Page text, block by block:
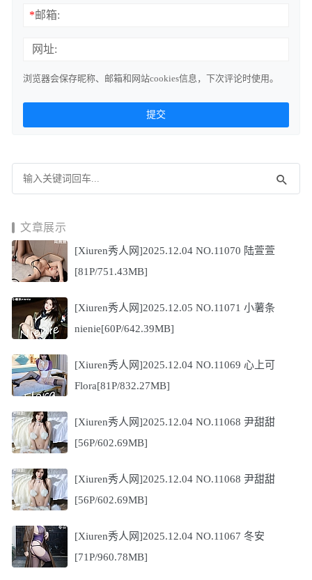
*邮箱:
网址:
浏览器会保存昵称、邮箱和网站cookies信息，下次评论时使用。
文章展示
[Xiuren秀人网]2025.12.04 NO.11070 陆萱萱
[81P/751.43MB]
[Xiuren秀人网]2025.12.05 NO.11071 小薯条
nienie[60P/642.39MB]
[Xiuren秀人网]2025.12.04 NO.11069 心上可
Flora[81P/832.27MB]
[Xiuren秀人网]2025.12.04 NO.11068 尹甜甜
[56P/602.69MB]
[Xiuren秀人网]2025.12.04 NO.11068 尹甜甜
[56P/602.69MB]
[Xiuren秀人网]2025.12.04 NO.11067 冬安
[71P/960.78MB]